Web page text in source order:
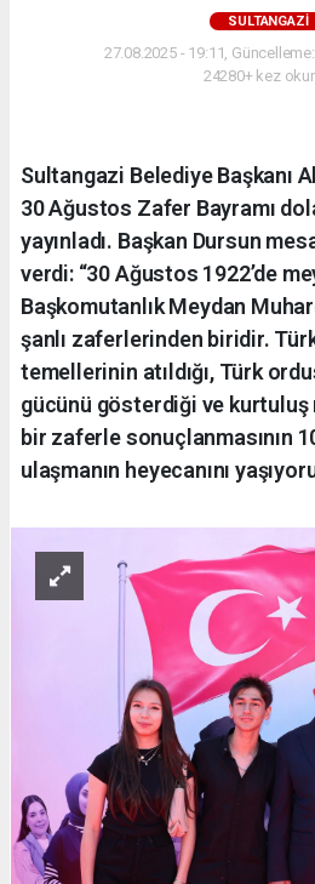
SULTANGAZI
27.08.2025 - 19:11,
24280+ kez
Sultangazi Belediye Başkanı
30 Ağustos Zafer Bayramı
yayınladı. Başkan Dursun
verdi: “30 Ağustos 1922’de
Başkomutanlık Meydan
şanlı zaferlerinden biridir.
temellerinin atıldığı, Türk
gücünü gösterdiği ve kurtuluş
bir zaferle sonuçlanmasının
ulaşmanın heyecanını